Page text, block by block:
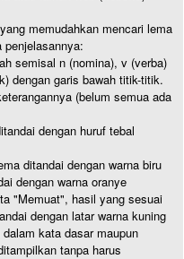
memudahkan mencari lema
penjelasannya:
semisal n (nomina), v (verba)
dengan garis bawah titik-titik.
(belum semua ada
dengan huruf tebal
ditandai dengan warna biru
dengan warna oranye
"Memuat", hasil yang sesuai
dengan latar warna kuning
kata dasar maupun
tanpa harus